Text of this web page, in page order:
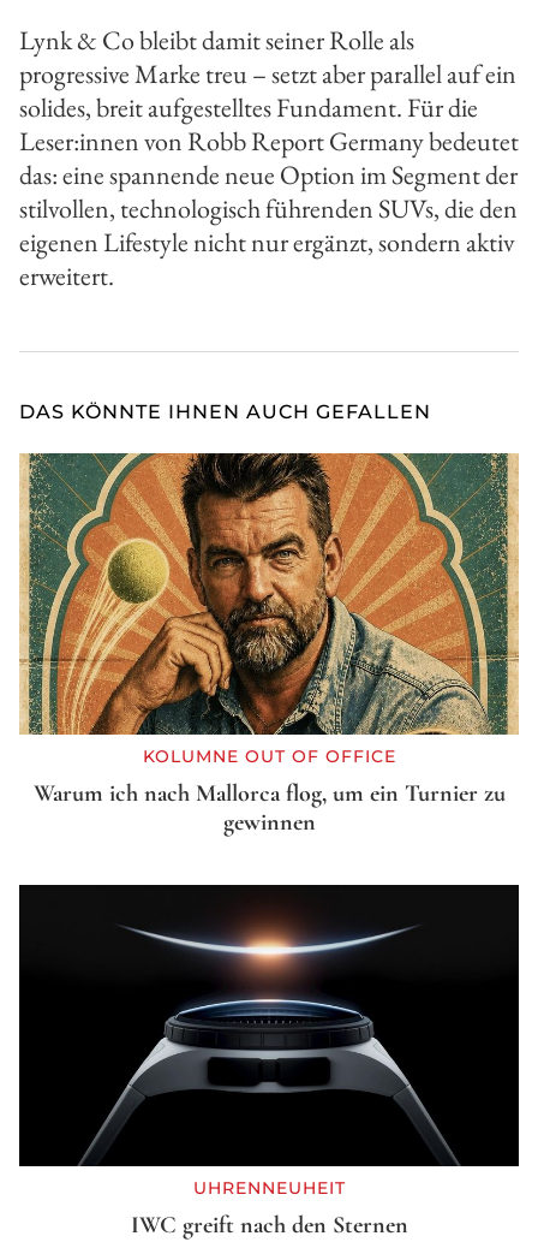
Lynk & Co bleibt damit seiner Rolle als
progressive Marke treu – setzt aber parallel auf ein
solides, breit aufgestelltes Fundament. Für die
Leser:innen von Robb Report Germany bedeutet
das: eine spannende neue Option im Segment der
stilvollen, technologisch führenden SUVs, die den
eigenen Lifestyle nicht nur ergänzt, sondern aktiv
erweitert.
DAS KÖNNTE IHNEN AUCH GEFALLEN
KOLUMNE OUT OF OFFICE
Warum ich nach Mallorca flog, um ein Turnier zu
gewinnen
UHRENNEUHEIT
IWC greift nach den Sternen